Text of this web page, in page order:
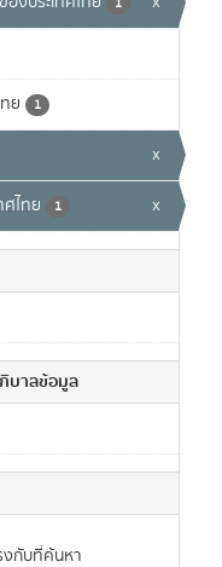
ย 1
x
ศไทย 1 x
บาลข้อมูล
งกับที่ค้นหา